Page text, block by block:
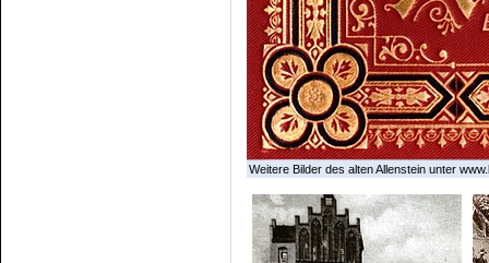
Weitere Bilder des alten Allenstein unter